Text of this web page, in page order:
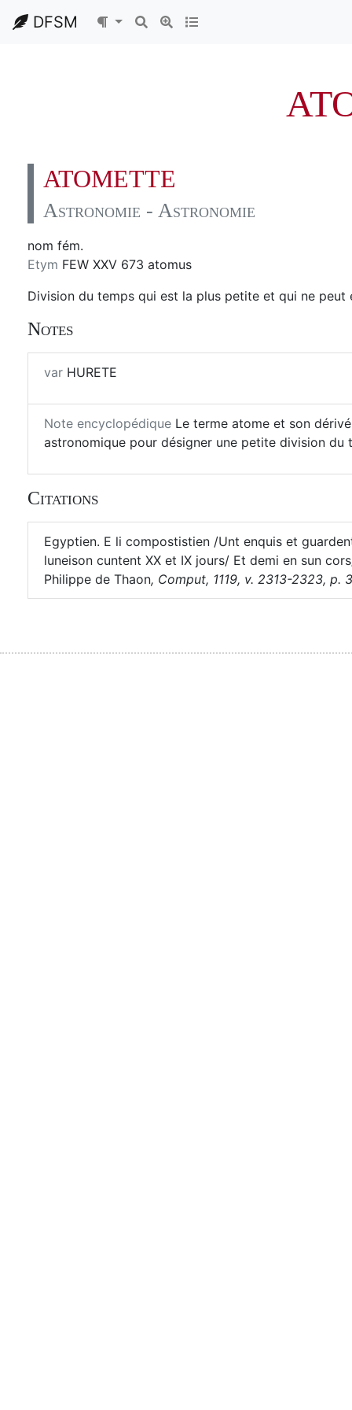
DFSM
ATOMETTE
Astronomie - Astronomie
nom fém.
Etym FEW XXV 673 atomus
Division du temps qui est la plus petite et qui ne peut
Notes
var HURETE
Note encyclopédique Le terme atome et son
astronomique pour désigner une petite division du
Citations
Egyptien. E li compostistien /Unt enquis et
luneison cuntent XX et IX jours/ Et demi en sun
Philippe de Thaon, Comput, 1119, v. 2313-2323, p.